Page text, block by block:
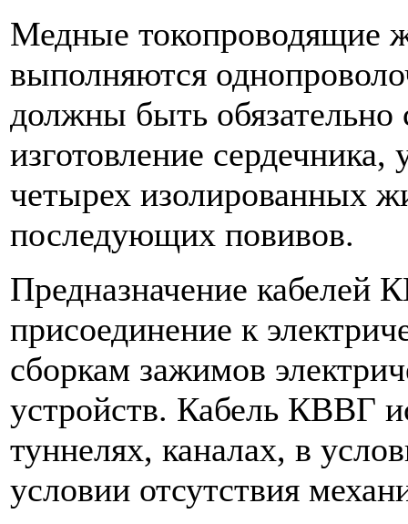
Медные токопроводящие
выполняются
должны быть обязательно
изготовление сердечника,
четырех изолированных
последующих повивов.
Предназначение кабелей
присоединение к
сборкам зажимов
устройств. Кабель КВВГ
туннелях, каналах, в
условии отсутствия